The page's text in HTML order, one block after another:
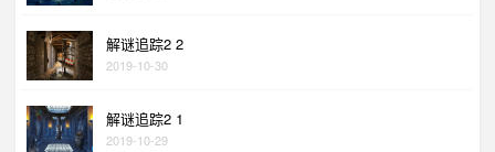
解谜追踪2 2
2019-10-30
解谜追踪2 1
2019-10-29